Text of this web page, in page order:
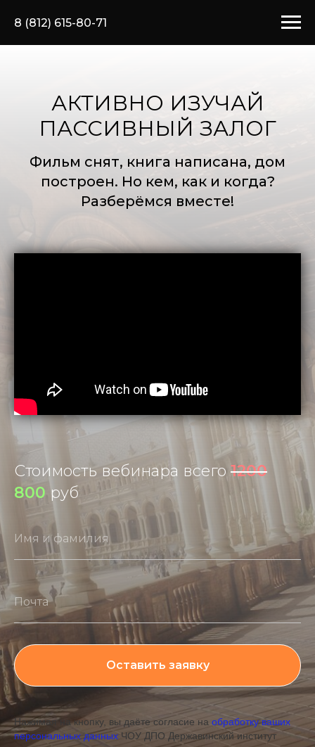
8 (812) 615-80-71
АКТИВНО ИЗУЧАЙ
ПАССИВНЫЙ ЗАЛОГ
Фильм снят, книга написана, дом
построен. Но кем, как и когда?
Разберёмся вместе!
Стоимость вебинара всего 1200
800 руб
Оставить заявку
Нажимая на кнопку, вы даёте согласие на обработку ваших
персональных данных ЧОУ ДПО Державинский институт